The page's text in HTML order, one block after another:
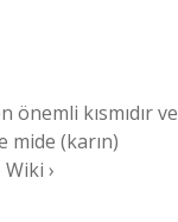
kısmıdır ve
mide (karın)
›